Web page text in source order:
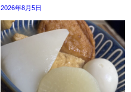
2026年8月5日